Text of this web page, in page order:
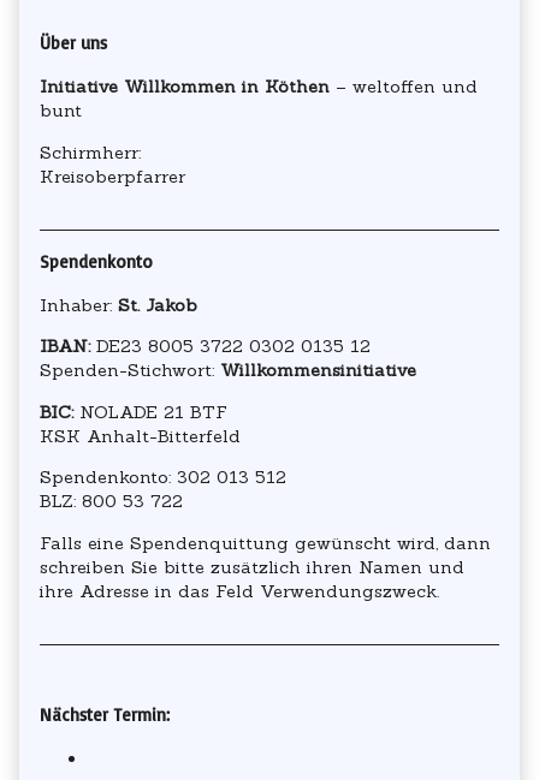
Primary
Sidebar
Über uns
Initiative Willkommen in Köthen – weltoffen und
bunt
Schirmherr:
Kreisoberpfarrer
Spendenkonto
Inhaber: St. Jakob
IBAN:DE23 8005 3722 0302 0135 12
Spenden-Stichwort: Willkommensinitiative
BIC:NOLADE 21 BTF
KSK Anhalt-Bitterfeld
Spendenkonto: 302 013 512
BLZ: 800 53 722
Falls eine Spendenquittung gewünscht wird, dann
schreiben Sie bitte zusätzlich ihren Namen und
ihre Adresse in das Feld Verwendungszweck.
Secondary
Sidebar
Nächster Termin: